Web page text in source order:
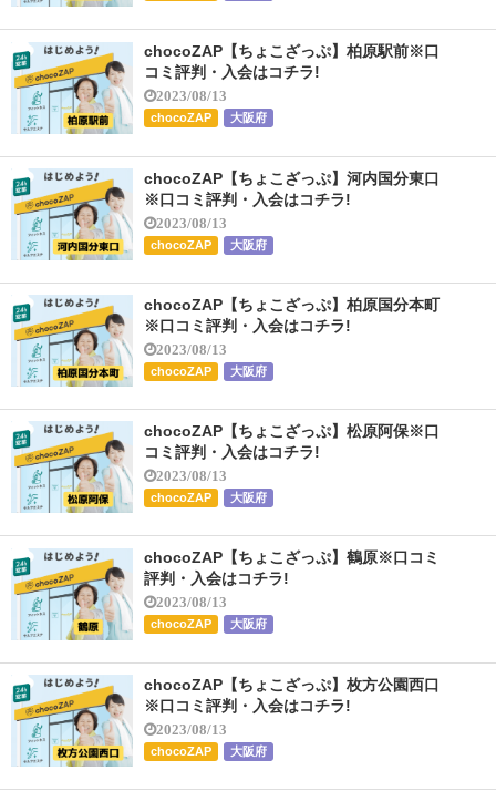
chocoZAP【ちょこざっぷ】柏原駅前※口
コミ評判・入会はコチラ!
2023/08/13
chocoZAP 大阪府
chocoZAP【ちょこざっぷ】河内国分東口
※口コミ評判・入会はコチラ!
2023/08/13
chocoZAP 大阪府
chocoZAP【ちょこざっぷ】柏原国分本町
※口コミ評判・入会はコチラ!
2023/08/13
chocoZAP 大阪府
chocoZAP【ちょこざっぷ】松原阿保※口
コミ評判・入会はコチラ!
2023/08/13
chocoZAP 大阪府
chocoZAP【ちょこざっぷ】鶴原※口コミ
評判・入会はコチラ!
2023/08/13
chocoZAP 大阪府
chocoZAP【ちょこざっぷ】枚方公園西口
※口コミ評判・入会はコチラ!
2023/08/13
chocoZAP 大阪府